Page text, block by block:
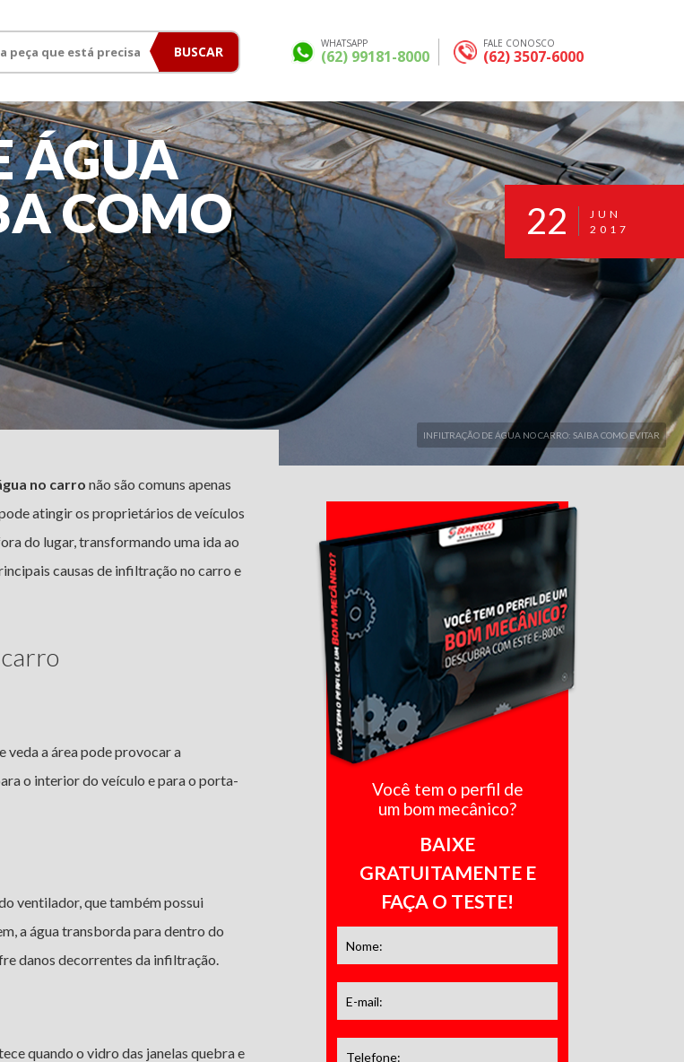
BUSCAR WHATSAPP
(62) 99181-8000
FALE CONOSCO
(62) 3507-6000
INFILTRAÇÃO DE ÁGUA NO CARRO: SAIBA COMO EVITAR
ÁGUA
COMO
22
JUN
2017
no carro não são comuns apenas
atingir os proprietários de veículos
do lugar, transformando uma ida ao
causas de infiltração no carro e
veda a área pode provocar a
o interior do veículo e para o porta-
ventilador, que também possui
a água transborda para dentro do
danos decorrentes da infiltração.
quando o vidro das janelas quebra e
Você tem o perfil de
um bom mecânico?
BAIXE
GRATUITAMENTE E
FAÇA O TESTE!